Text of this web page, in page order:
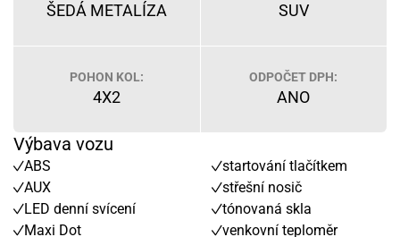
ŠEDÁ METALÍZA SUV
POHON KOL:
4X2
ODPOČET DPH:
ANO
Výbava vozu
ABS
AUX
LED denní svícení
Maxi Dot
startování tlačítkem
střešní nosič
tónovaná skla
venkovní teploměr